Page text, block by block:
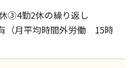
③4勤2休の繰り返し
（月平均時間外労働 15時